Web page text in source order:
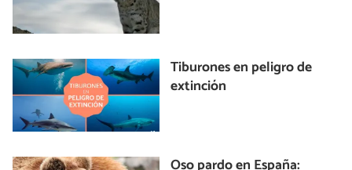
Tiburones en peligro de
extinción